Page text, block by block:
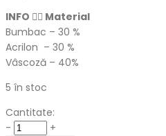
INFO 👉🏻 Material
Bumbac – 30 %
Acrilon – 30 %
Vâscoză – 40%
5 în stoc
Cantitate:
- Cantitate
+